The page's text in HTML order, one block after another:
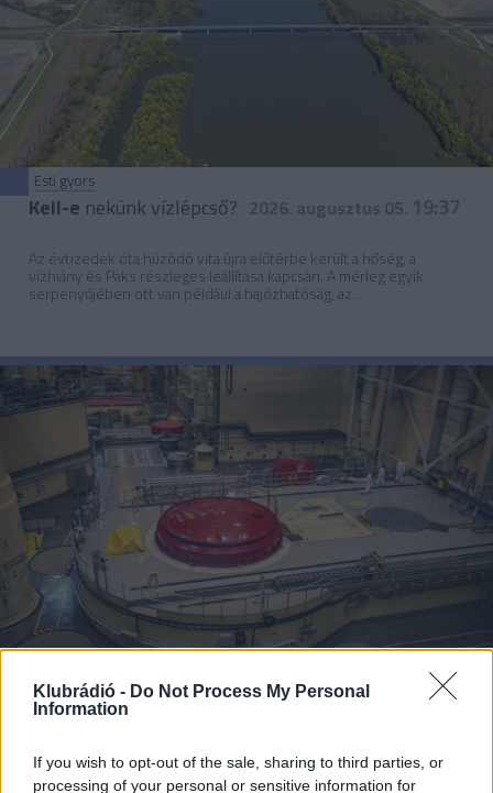
Klubrádió - Do Not Process My Personal
Information
If you wish to opt-out of the sale, sharing to third parties, or
processing of your personal or sensitive information for
Esti gyors
Kell-e nekünk vízlépcső?
Az évtizedek óta húzódó vita újra előtérbe került a hőség, a
vízhiány és Paks részleges leállítása kapcsán. A mérleg egyik
serpenyőjében ott van például a hajózhatóság, az
energiatermelés és az árvízvédelem, a másikban a természetes
Esti gyors
újraindítanak egy reaktort?
2026. augusztus 04.19:53